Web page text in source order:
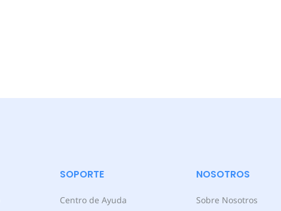
SOPORTE
Centro de Ayuda
NOSOTROS
Sobre Nosotros